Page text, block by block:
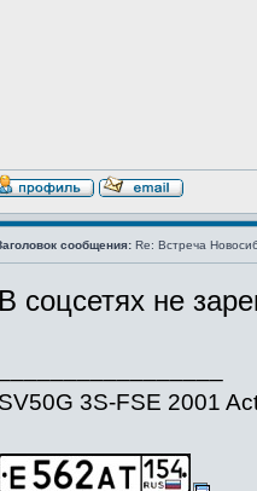
сообщения: Re: Встреча
В соцсетях не
SV50G 3S-FSE 2001